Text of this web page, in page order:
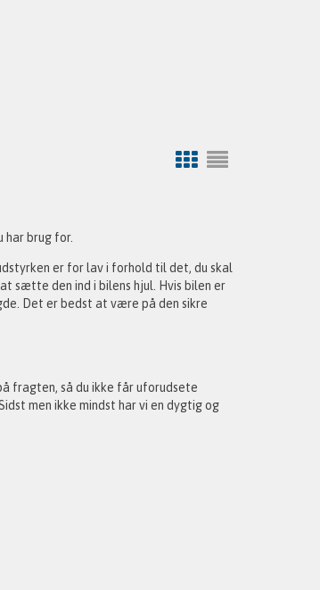
har brug for.
er for lav i forhold til det, du skal
sætte den ind i bilens hjul. Hvis bilen er
Det er bedst at være på den sikre
fragten, så du ikke får uforudsete
men ikke mindst har vi en dygtig og